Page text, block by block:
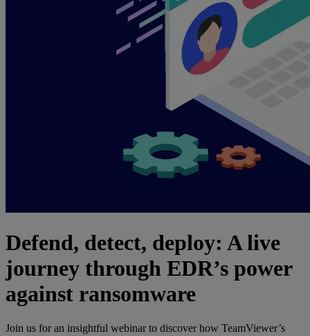
Defend, detect, deploy: A live
journey through EDR’s power
against ransomware
Join us for an insightful webinar to discover how TeamViewer’s